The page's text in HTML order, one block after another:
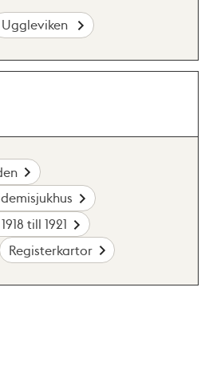
Uggleviken
till 1921
Registerkartor